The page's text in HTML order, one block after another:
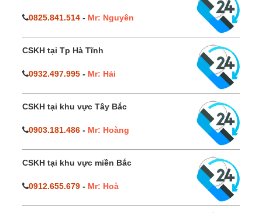
0825.841.514 - Mr: Nguyên
CSKH tại Tp Hà Tĩnh
0932.497.995 - Mr: Hải
CSKH tại khu vực Tây Bắc
0903.181.486 - Mr: Hoàng
CSKH tại khu vực miền Bắc
0912.655.679 - Mr: Hoà